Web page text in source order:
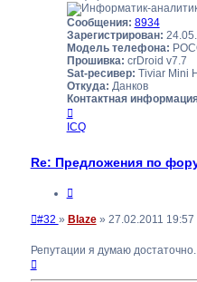
Сообщения: 8934
Зарегистрирован:
Модель телефона:
Прошивка: crDroid v7.7
Sat-ресивер: Tiviar Mini
Откуда: Данков
Контактная
Контактная
информация
пользователя
ICQ
Re: Предложения по
Цитата
Непрочитанное
#32 » Blaze» 27.02.2011 19:57
Репутации я думаю
Вернуться
к